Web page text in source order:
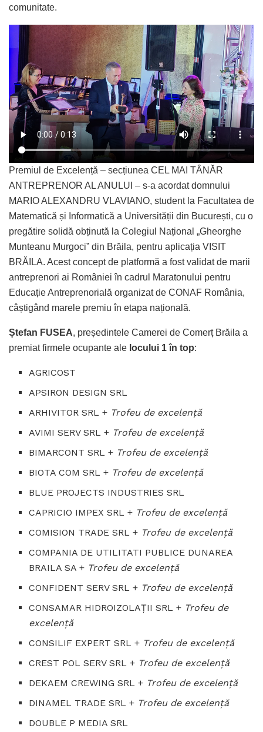
comunitate.
Premiul de Excelență – secțiunea CEL MAI TÂNĂR
ANTREPRENOR AL ANULUI – s-a acordat domnului
MARIO ALEXANDRU VLAVIANO, student la Facultatea de
Matematică și Informatică a Universității din București, cu o
pregătire solidă obținută la Colegiul Național „Gheorghe
Munteanu Murgoci” din Brăila, pentru aplicația VISIT
BRĂILA. Acest concept de platformă a fost validat de marii
antreprenori ai României în cadrul Maratonului pentru
Educație Antreprenorială organizat de CONAF România,
câștigând marele premiu în etapa națională.
Ștefan FUSEA, președintele Camerei de Comerț Brăila a
premiat firmele ocupante ale locului 1 în top:
AGRICOST
APSIRON DESIGN SRL
ARHIVITOR SRL + Trofeu de excelenţă
AVIMI SERV SRL + Trofeu de excelenţă
BIMARCONT SRL + Trofeu de excelenţă
BIOTA COM SRL + Trofeu de excelenţă
BLUE PROJECTS INDUSTRIES SRL
CAPRICIO IMPEX SRL + Trofeu de excelenţă
COMISION TRADE SRL + Trofeu de excelenţă
COMPANIA DE UTILITATI PUBLICE DUNAREA
BRAILA SA + Trofeu de excelenţă
CONFIDENT SERV SRL + Trofeu de excelenţă
CONSAMAR HIDROIZOLAŢII SRL + Trofeu de
excelenţă
CONSILIF EXPERT SRL + Trofeu de excelenţă
CREST POL SERV SRL + Trofeu de excelenţă
DEKAEM CREWING SRL + Trofeu de excelenţă
DINAMEL TRADE SRL + Trofeu de excelenţă
DOUBLE P MEDIA SRL